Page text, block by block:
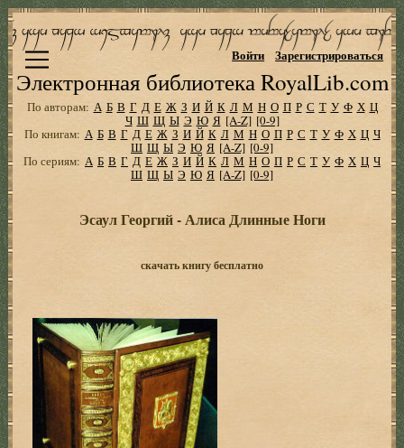
Электронная библиотека RoyalLib.com
Войти Зарегистрироваться
По авторам: А Б В Г Д Е Ж З И Й К Л М Н О П Р С Т У Ф Х Ц
Ч Ш Щ Ы Э Ю Я [A-Z] [0-9]
По книгам: А Б В Г Д Е Ж З И Й К Л М Н О П Р С Т У Ф Х Ц Ч
Ш Щ Ы Э Ю Я [A-Z] [0-9]
По сериям: А Б В Г Д Е Ж З И Й К Л М Н О П Р С Т У Ф Х Ц Ч
Ш Щ Ы Э Ю Я [A-Z] [0-9]
Эсаул Георгий - Алиса Длинные Ноги
скачать книгу бесплатно